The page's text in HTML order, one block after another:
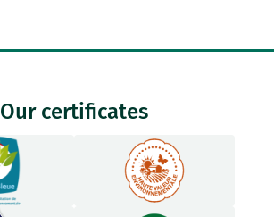
Our certificates